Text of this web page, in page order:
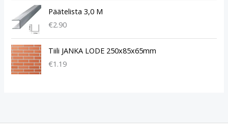
Päätelista 3,0 M
€2.90
Tiili JANKA LODE 250x85x65mm
€1.19